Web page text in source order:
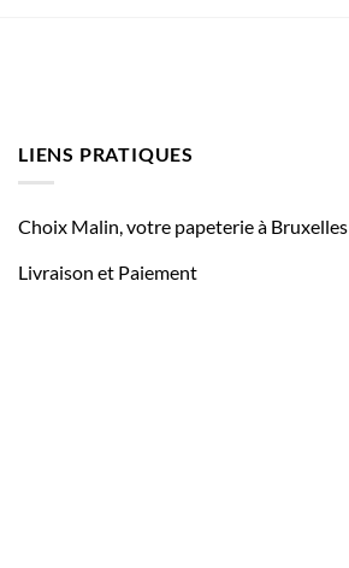
LIENS PRATIQUES
Choix Malin, votre papeterie à Bruxelles
Livraison et Paiement